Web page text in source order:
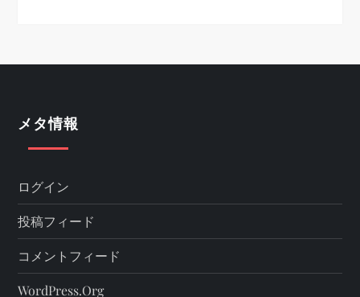
メタ情報
ログイン
投稿フィード
コメントフィード
WordPress.org